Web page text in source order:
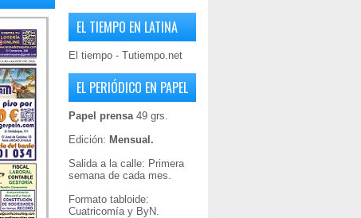
EL TIEMPO EN LATINA
El tiempo - Tutiempo.net
EL PERIÓDICO EN PAPEL
Papel prensa49 grs.
Edición: Mensual.
Salida a la calle: Primera
semana de cada mes.
Formato tabloide:
Cuatricomía y ByN.